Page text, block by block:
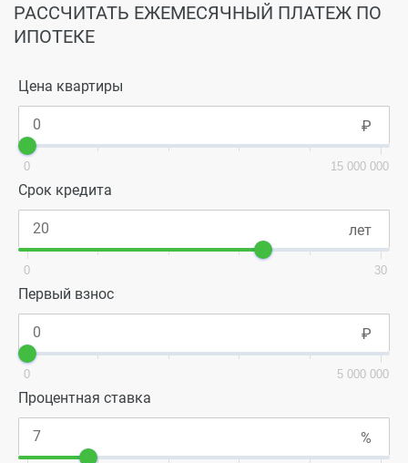
РАССЧИТАТЬ ЕЖЕМЕСЯЧНЫЙ ПЛАТЕЖ ПО
ИПОТЕКЕ
Цена квартиры
0 15 000 000
Срок кредита
0 30
Первый взнос
0 5 000 000
Процентная ставка